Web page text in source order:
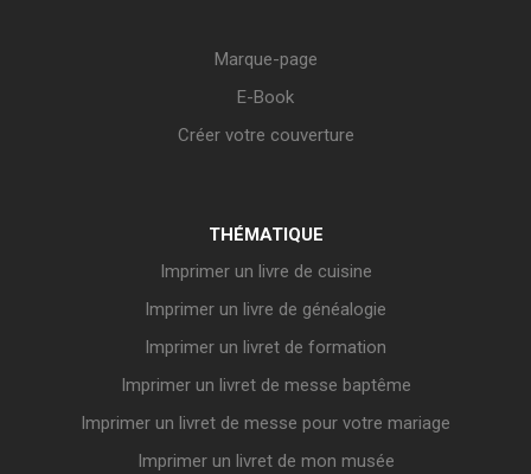
Marque-page
E-Book
Créer votre couverture
THÉMATIQUE
Imprimer un livre de cuisine
Imprimer un livre de généalogie
Imprimer un livret de formation
Imprimer un livret de messe baptême
Imprimer un livret de messe pour votre mariage
Imprimer un livret de mon musée